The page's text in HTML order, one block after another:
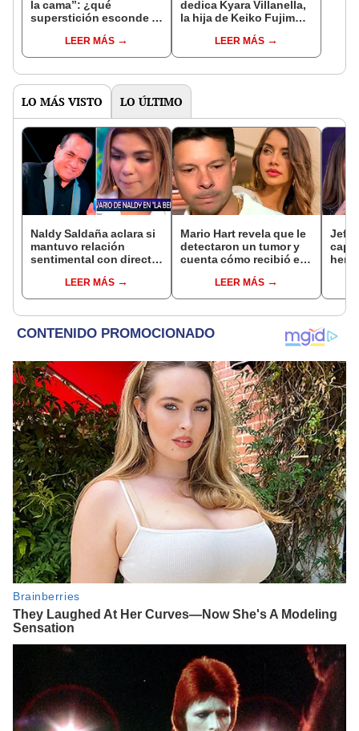
la cama”: ¿qué
superstición esconde la
Enanitos Verdes?
LEER MÁS
dedica Kyara Villanella,
la hija de Keiko Fujimori
nivel nacional?
LEER MÁS
LO MÁS VISTO LO ÚLTIMO
Naldy Saldaña aclara si
mantuvo relación
sentimental con director
denunciarlo por
tocamientos: “Me
LEER MÁS
Mario Hart revela que le
detectaron un tumor y
cuenta cómo recibió el
muy fuertes..."
LEER MÁS